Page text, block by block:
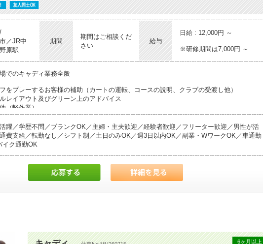
／JR中
原駅
期間
期間はご相談くだ
さい
給与
日給 : 12,000円 ～
※研修期間は7,000円 ～
でのキャディ業務全般
フをプレーするお客様の補助（カートの運転、コースの説明、クラブの受渡し他）
ルレイアウト及びグリーン上のアドバイス
（軽作業）
の業務が主であり、ゴルフバッグの受け渡し等、ある程度の体力を要します。
度がありますので、未経験の方にも親切に指導いたします
躍／学歴不問／ブランクOK／主婦・主夫歓迎／経験者歓迎／フリーター歓迎／男性が活
費支給／転勤なし／シフト制／土日のみOK／週3日以内OK／副業・WワークOK／車通勤
イク通勤OK
6ヶ月以上